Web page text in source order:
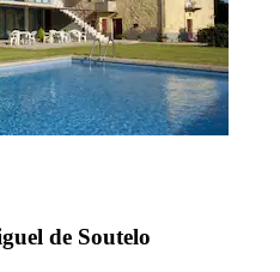
de Soutelo